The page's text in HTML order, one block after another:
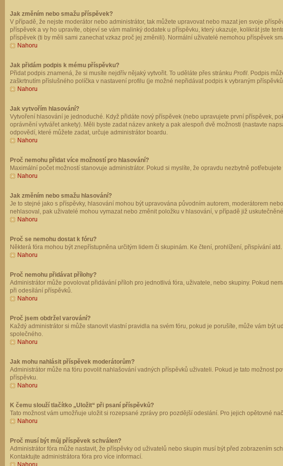
Jak změním nebo smažu příspěvek?
V případě, že nejste moderátor nebo administrátor, tak můžete upravovat nebo mazat jen svoje
příspěvek a vy ho upravíte, objeví se vám malinký dodatek u příspěvku, který ukazuje, kolikrát jste
příspěvek (ti by měli sami zanechat vzkaz proč jej změnili). Normální uživatelé nemohou příspěvek
Nahoru
Jak přidám podpis k mému příspěvku?
Přidat podpis znamená, že si musíte nejdřív nějaký vytvořit. To uděláte přes stránku Profil. Podpis
zaškrtnutím příslušného políčka v nastavení profilu (je možné nepřidávat podpis k vybraným
Nahoru
Jak vytvořím hlasování?
Vytvoření hlasování je jednoduché. Když přidáte nový příspěvek (nebo upravujete první příspěvek,
oprávnění vytvářet ankety). Měli byste zadat název ankety a pak alespoň dvě možnosti (nastavte
odpovědí, které můžete zadat, určuje administrátor boardu.
Nahoru
Proč nemohu přidat více možností pro hlasování?
Maximální počet možností stanovuje administrátor. Pokud si myslíte, že opravdu nezbytně
Nahoru
Jak změním nebo smažu hlasování?
Je to stejné jako s příspěvky, hlasování mohou být upravována původním autorem, moderátorem
nehlasoval, pak uživatelé mohou vymazat nebo změnit položku v hlasování, v případě již
Nahoru
Proč se nemohu dostat k fóru?
Některá fóra mohou být znepřístupněna určitým lidem či skupinám. Ke čtení, prohlížení, přispívání
Nahoru
Proč nemohu přidávat přílohy?
Administrátor může povolovat přidávání příloh pro jednotlivá fóra, uživatele, nebo skupiny. Pokud
při odesílání příspěvků.
Nahoru
Proč jsem obdržel varování?
Každý administrátor si může stanovit vlastní pravidla na svém fóru, pokud je porušíte, může vám
společného.
Nahoru
Jak mohu nahlásit příspěvek moderátorům?
Administrátor může na fóru povolit nahlašování vadných příspěvků uživateli. Pokud je tato možnost
příspěvku.
Nahoru
K čemu slouží tlačítko „Uložit“ při psaní příspěvků?
Tato možnost vám umožňuje uložit si rozepsané zprávy pro pozdější odeslání. Pro jejich opětovné
Nahoru
Proč musí být můj příspěvek schválen?
Administrátor fóra může nastavit, že příspěvky od uživatelů nebo skupin musí být před zobrazením
Kontaktujte administrátora fóra pro více informací.
Nahoru